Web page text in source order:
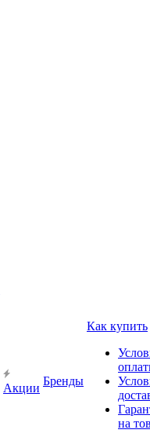
Акции
Бренды
Как купить
на